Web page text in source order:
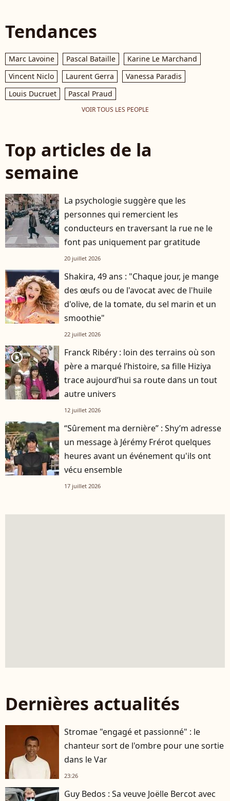
Tendances
Marc Lavoine Pascal Bataille
Karine Le Marchand
Vincent Niclo
Laurent Gerra
Vanessa Paradis
Louis Ducruet
Pascal Praud
VOIR TOUS LES PEOPLE
Top articles de la
semaine
La psychologie suggère que les
personnes qui remercient les
conducteurs en traversant la rue ne le
font pas uniquement par gratitude
20 juillet 2026
Shakira, 49 ans : "Chaque jour, je mange
des œufs ou de l'avocat avec de l'huile
d'olive, de la tomate, du sel marin et un
smoothie"
22 juillet 2026
player2
Franck Ribéry : loin des terrains où son
père a marqué l’histoire, sa fille Hiziya
trace aujourd’hui sa route dans un tout
autre univers
12 juillet 2026
“Sûrement ma dernière” : Shy’m adresse
un message à Jérémy Frérot quelques
heures avant un événement qu'ils ont
vécu ensemble
17 juillet 2026
Dernières actualités
Stromae "engagé et passionné" : le
chanteur sort de l'ombre pour une sortie
dans le Var
23:26
Guy Bedos : Sa veuve Joëlle Bercot avec